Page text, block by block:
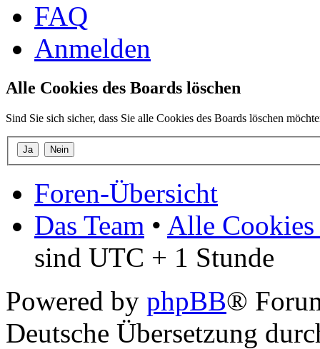
FAQ
Anmelden
Alle Cookies des Boards löschen
Sind Sie sich sicher, dass Sie alle Cookies des Boards löschen
Foren-Übersicht
Das Team • Alle Cookies
sind UTC + 1 Stunde
Powered by phpBB®
Deutsche Übersetzung